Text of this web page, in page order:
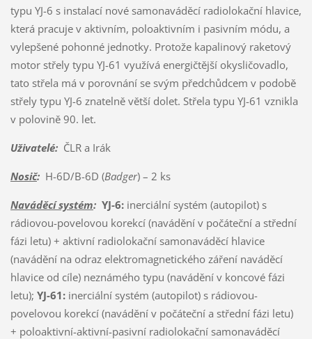
typu YJ-6 s instalací nové samonaváděcí radiolokační hlavice,
která pracuje v aktivním, poloaktivním i pasivním módu, a
vylepšené pohonné jednotky. Protože kapalinový raketový
motor střely typu YJ-61 využívá energičtější okysličovadlo,
tato střela má v porovnání se svým předchůdcem v podobě
střely typu YJ-6 znatelně větší dolet. Střela typu YJ-61 vznikla
v polovině 90. let.
Uživatelé:ČLR a Irák
Nosič:H-6D/B-6D (Badger) – 2 ks
Naváděcí systém: YJ-6:inerciální systém (autopilot) s
rádiovou-povelovou korekcí (navádění v počáteční a střední
fázi letu) + aktivní radiolokační samonaváděcí hlavice
(navádění na odraz elektromagnetického záření naváděcí
hlavice od cíle) neznámého typu (navádění v koncové fázi
letu); YJ-61:inerciální systém (autopilot) s rádiovou-
povelovou korekcí (navádění v počáteční a střední fázi letu)
+ poloaktivní-aktivní-pasivní radiolokační samonaváděcí